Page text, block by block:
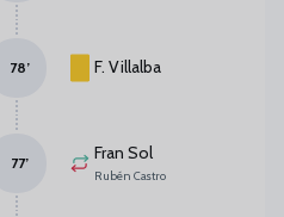
F. Villalba
78’
Fran Sol
Rubén Castro
77’